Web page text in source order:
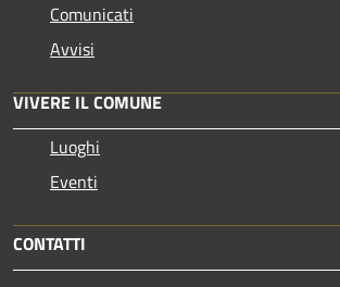
Comunicati
Avvisi
VIVERE IL COMUNE
Luoghi
Eventi
CONTATTI